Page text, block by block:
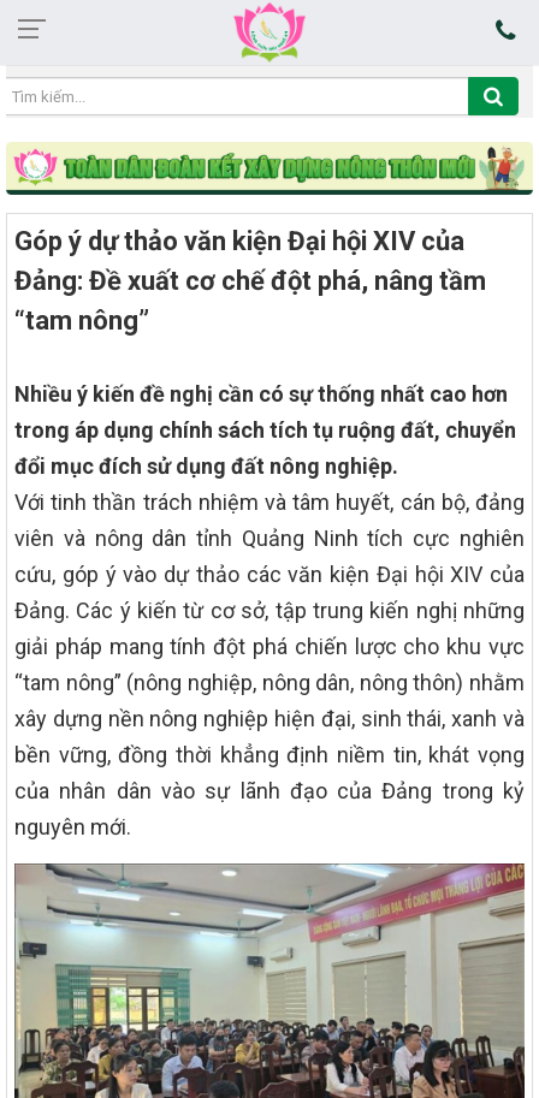
19:41:00 06/08/2026
Góp ý dự thảo văn kiện Đại hội XIV của
Đảng: Đề xuất cơ chế đột phá, nâng tầm
“tam nông”
Nhiều ý kiến đề nghị cần có sự thống nhất cao hơn
trong áp dụng chính sách tích tụ ruộng đất, chuyển
đổi mục đích sử dụng đất nông nghiệp.
Với tinh thần trách nhiệm và tâm huyết, cán bộ, đảng
viên và nông dân tỉnh Quảng Ninh tích cực nghiên
cứu, góp ý vào dự thảo các văn kiện Đại hội XIV của
Đảng. Các ý kiến từ cơ sở, tập trung kiến nghị những
giải pháp mang tính đột phá chiến lược cho khu vực
“tam nông” (nông nghiệp, nông dân, nông thôn) nhằm
xây dựng nền nông nghiệp hiện đại, sinh thái, xanh và
bền vững, đồng thời khẳng định niềm tin, khát vọng
của nhân dân vào sự lãnh đạo của Đảng trong kỷ
nguyên mới.